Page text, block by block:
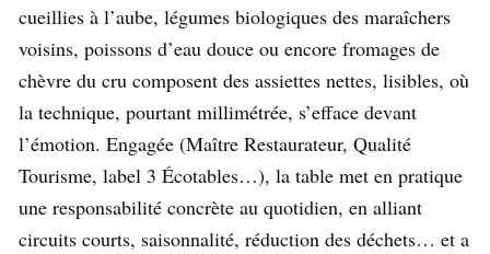
cueillies à l’aube, légumes biologiques des maraîchers
voisins, poissons d’eau douce ou encore fromages de
chèvre du cru composent des assiettes nettes, lisibles, où
la technique, pourtant millimétrée, s’efface devant
l’émotion. Engagée (Maître Restaurateur, Qualité
Tourisme, label 3 Écotables…), la table met en pratique
une responsabilité concrète au quotidien, en alliant
circuits courts, saisonnalité, réduction des déchets… et a